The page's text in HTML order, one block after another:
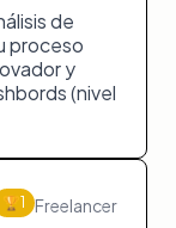
de
proceso
y
(nivel
🏆 1 Freelancer